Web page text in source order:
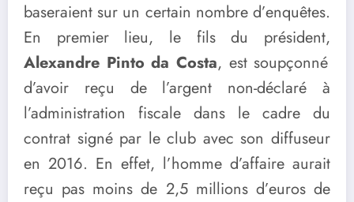
baseraient sur un certain nombre d’enquêtes.
En premier lieu, le fils du président,
Alexandre Pinto da Costa, est soupçonné
d’avoir reçu de l’argent non-déclaré à
l’administration fiscale dans le cadre du
contrat signé par le club avec son diffuseur
en 2016. En effet, l’homme d’affaire aurait
reçu pas moins de 2,5 millions d’euros de